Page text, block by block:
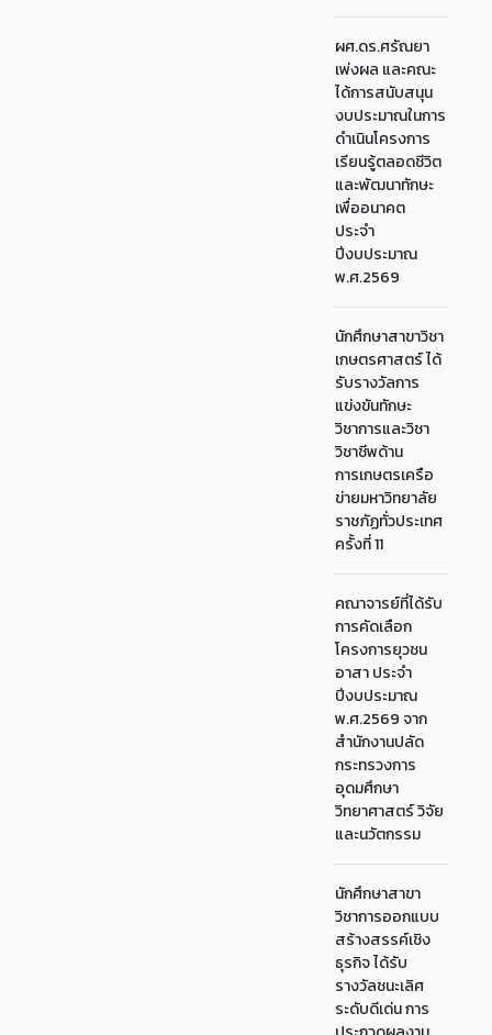
ผศ.ดร.ศรัณยา
เพ่งผล และคณะ
ได้การสนับสนุน
งบประมาณในการ
ดำเนินโครงการ
เรียนรู้ตลอดชีวิต
และพัฒนาทักษะ
เพื่ออนาคต
ประจำ
ปีงบประมาณ
พ.ศ.2569
นักศึกษาสาขาวิชา
เกษตรศาสตร์ ได้
รับรางวัลการ
แข่งขันทักษะ
วิชาการและวิชา
วิชาชีพด้าน
การเกษตรเครือ
ข่ายมหาวิทยาลัย
ราชภัฏทั่วประเทศ
ครั้งที่ 11
คณาจารย์ที่ได้รับ
การคัดเลือก
โครงการยุวชน
อาสา ประจำ
ปีงบประมาณ
พ.ศ.2569 จาก
สำนักงานปลัด
กระทรวงการ
อุดมศึกษา
วิทยาศาสตร์ วิจัย
และนวัตกรรม
นักศึกษาสาขา
วิชาการออกแบบ
สร้างสรรค์เชิง
ธุรกิจ ได้รับ
รางวัลชนะเลิศ
ระดับดีเด่น การ